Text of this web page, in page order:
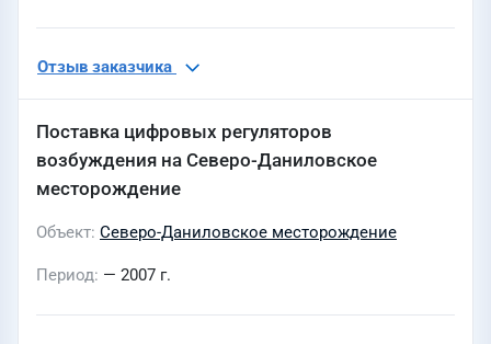
Отзыв заказчика
Поставка цифровых регуляторов
возбуждения на Северо-Даниловское
месторождение
Объект Северо-Даниловское месторождение
Период — 2007 г.